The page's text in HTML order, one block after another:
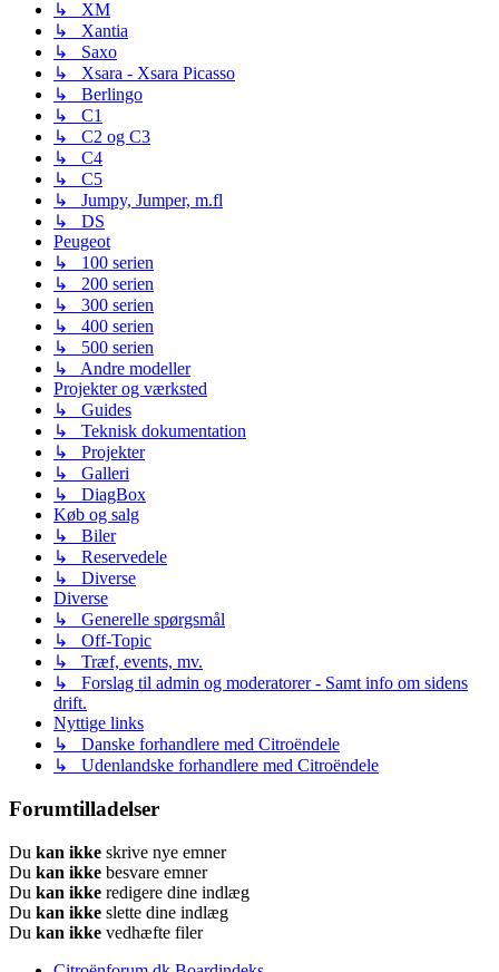
↳ XM
↳ Xantia
↳ Saxo
↳ Xsara - Xsara Picasso
↳ Berlingo
↳ C1
↳ C2 og C3
↳ C4
↳ C5
↳ Jumpy, Jumper, m.fl
↳ DS
Peugeot
↳ 100 serien
↳ 200 serien
↳ 300 serien
↳ 400 serien
↳ 500 serien
↳ Andre modeller
Projekter og værksted
↳ Guides
↳ Teknisk dokumentation
↳ Projekter
↳ Galleri
↳ DiagBox
Køb og salg
↳ Biler
↳ Reservedele
↳ Diverse
Diverse
↳ Generelle spørgsmål
↳ Off-Topic
↳ Træf, events, mv.
↳ Forslag til admin og moderatorer - Samt info om sidens
drift.
Nyttige links
↳ Danske forhandlere med Citroëndele
↳ Udenlandske forhandlere med Citroëndele
Forumtilladelser
Du kan ikke skrive nye emner
Du kan ikke besvare emner
Du kan ikke redigere dine indlæg
Du kan ikke slette dine indlæg
Du kan ikke vedhæfte filer